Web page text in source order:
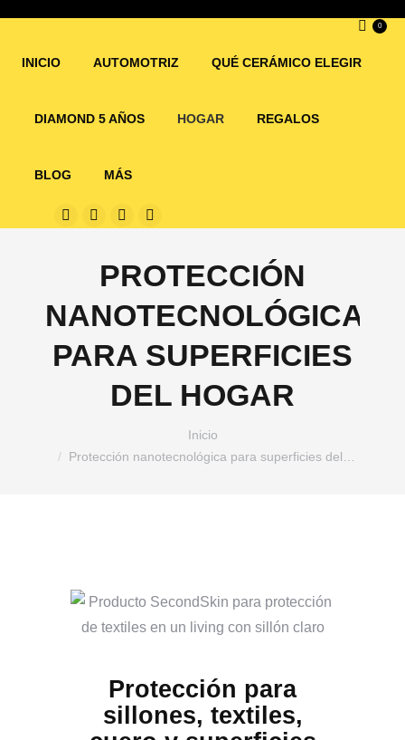
0
INICIO AUTOMOTRIZ QUÉ CERÁMICO ELEGIR
DIAMOND 5 AÑOS HOGAR REGALOS
BLOG MÁS
PROTECCIÓN
NANOTECNOLÓGICA
PARA SUPERFICIES
DEL HOGAR
Inicio
Protección nanotecnológica para superficies del…
Protección para
sillones, textiles,